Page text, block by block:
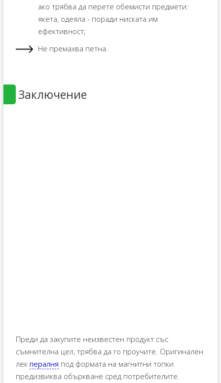
ако трябва да перете обемисти предмети:
якета, одеяла - поради ниската им
ефективност;
Не премахва петна.
Заключение
Преди да закупите неизвестен продукт със
съмнителна цел, трябва да го проучите. Оригинален
лек пералня под формата на магнитни топки
предизвиква объркване сред потребителите.